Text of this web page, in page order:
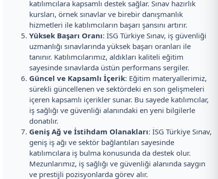
katılımcılara kapsamlı destek sağlar. Sınav hazırlık
kursları, örnek sınavlar ve birebir danışmanlık
hizmetleri ile katılımcıların başarı şansını artırır.
Yüksek Başarı Oranı: İSG Türkiye Sınav, iş güvenliği
uzmanlığı sınavlarında yüksek başarı oranları ile
tanınır. Katılımcılarımız, aldıkları kaliteli eğitim
sayesinde sınavlarda üstün performans sergiler.
Güncel ve Kapsamlı İçerik: Eğitim materyallerimiz,
sürekli güncellenen ve sektördeki en son gelişmeleri
içeren kapsamlı içerikler sunar. Bu sayede katılımcılar,
iş sağlığı ve güvenliği alanındaki en yeni bilgilerle
donatılır.
Geniş Ağ ve İstihdam Olanakları: İSG Türkiye Sınav,
geniş iş ağı ve sektör bağlantıları sayesinde
katılımcılara iş bulma konusunda da destek olur.
Mezunlarımız, iş sağlığı ve güvenliği alanında saygın
ve prestijli pozisyonlarda görev alır.